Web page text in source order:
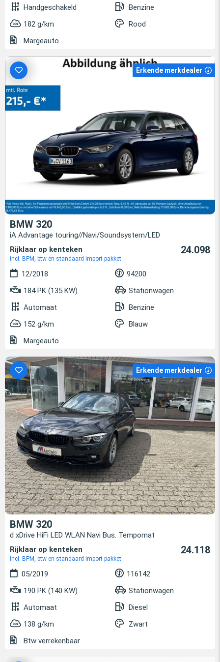
Handgeschakeld
Benzine
182 g/km
Rood
Margeauto
Erkende merkdealer
BMW 320
iA Advantage touring//Navi/Soundsystem/LED
Rijklaar op kenteken
incl. BPM, btw en standaard import pakket
24.098
12/2018
94200
184 PK (135 KW)
Stationwagen
Automaat
Benzine
152 g/km
Blauw
Margeauto
Erkende merkdealer
BMW 320
d xDrive HiFi LED WLAN Navi Bus. Tempomat
Rijklaar op kenteken
incl. BPM, btw en standaard import pakket
24.118
05/2019
116142
190 PK (140 KW)
Stationwagen
Automaat
Diesel
138 g/km
Zwart
Btw verrekenbaar